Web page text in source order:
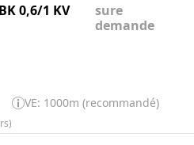
0,6/1 KV
sure
demande
VE: 1000m (recommandé)